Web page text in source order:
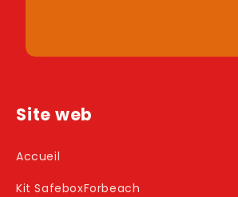
Site web
Accueil
Kit SafeboxForbeach